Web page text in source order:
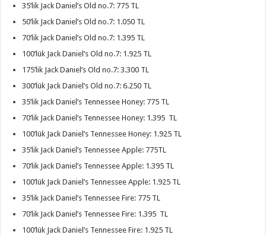
35’lik Jack Daniel’s Old no.7: 775 TL
50’lik Jack Daniel’s Old no.7: 1.050 TL
70’lik Jack Daniel’s Old no.7: 1.395 TL
100’lük Jack Daniel’s Old no.7: 1.925 TL
175’lik Jack Daniel’s Old no.7: 3.300 TL
300’lük Jack Daniel’s Old no.7: 6.250 TL
35’lik Jack Daniel’s Tennessee Honey: 775 TL
70’lik Jack Daniel’s Tennessee Honey: 1.395 TL
100’lük Jack Daniel’s Tennessee Honey: 1.925 TL
35’lik Jack Daniel’s Tennessee Apple: 775TL
70’lik Jack Daniel’s Tennessee Apple: 1.395 TL
100’lük Jack Daniel’s Tennessee Apple: 1.925 TL
35’lik Jack Daniel’s Tennessee Fire: 775 TL
70’lik Jack Daniel’s Tennessee Fire: 1.395 TL
100’lük Jack Daniel’s Tennessee Fire: 1.925 TL